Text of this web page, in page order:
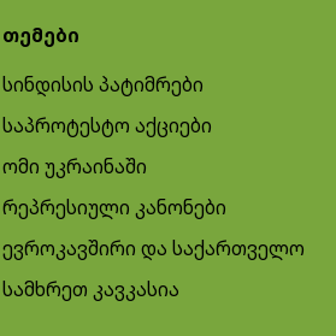
თემები
სინდისის პატიმრები
საპროტესტო აქციები
ომი უკრაინაში
რეპრესიული კანონები
ევროკავშირი და საქართველო
სამხრეთ კავკასია